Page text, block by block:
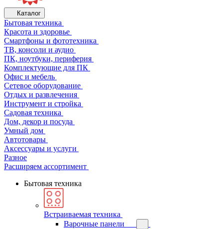
Каталог
Бытовая техника
Красота и здоровье
Смартфоны и фототехника
ТВ, консоли и аудио
ПК, ноутбуки, периферия
Комплектующие для ПК
Офис и мебель
Сетевое оборудование
Отдых и развлечения
Инструмент и стройка
Садовая техника
Дом, декор и посуда
Умный дом
Автотовары
Аксессуары и услуги
Разное
Расширяем ассортимент
Бытовая техника
Встраиваемая техника
Варочные панели